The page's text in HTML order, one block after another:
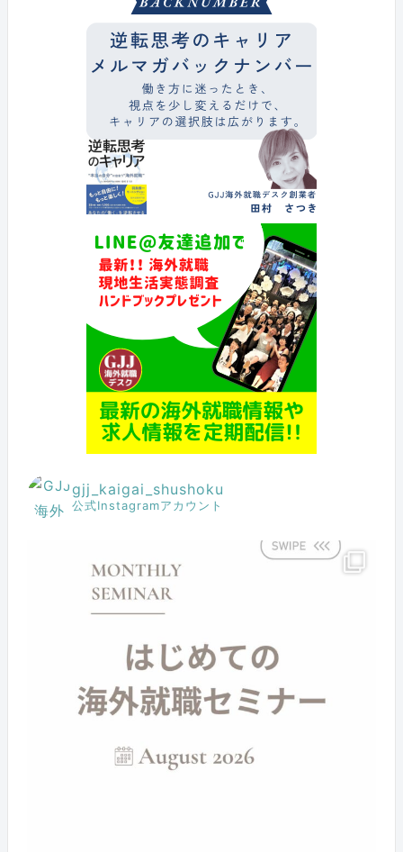
gjj_kaigai_shushoku
公式Instagramアカウント